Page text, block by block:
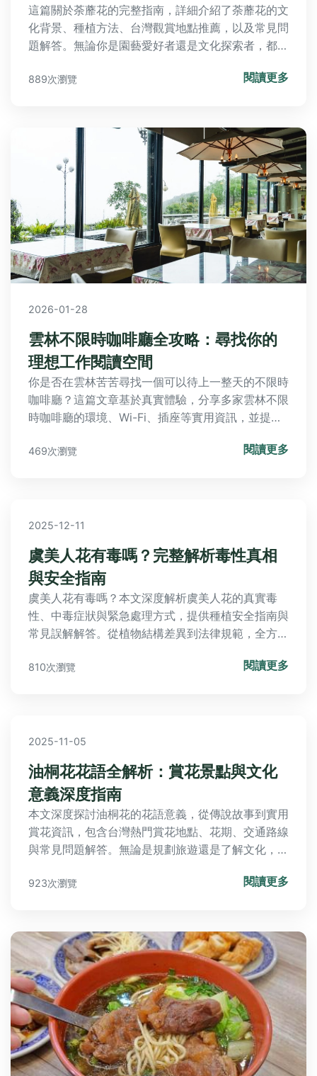
這篇關於荼蘼花的完整指南，詳細介紹了荼蘼花的文
化背景、種植方法、台灣觀賞地點推薦，以及常見問
題解答。無論你是園藝愛好者還是文化探索者，都能
的魅力。內容包含具體的種植步驟、地點地址、營業
889次瀏覽 閱讀更多
2026-01-28
雲林不限時咖啡廳全攻略：尋找你的
理想工作閱讀空間
你是否在雲林苦苦尋找一個可以待上一整天的不限時
咖啡廳？這篇文章基於真實體驗，分享多家雲林不限
時咖啡廳的環境、Wi-Fi、插座等實用資訊，並提供
作、讀書或放鬆的好去處。
469次瀏覽 閱讀更多
2025-12-11
虞美人花有毒嗎？完整解析毒性真相
與安全指南
虞美人花有毒嗎？本文深度解析虞美人花的真實毒
性、中毒症狀與緊急處理方式，提供種植安全指南與
常見誤解解答。從植物結構差異到法律規範，全方位
810次瀏覽 閱讀更多
2025-11-05
油桐花花語全解析：賞花景點與文化
意義深度指南
本文深度探討油桐花的花語意義，從傳說故事到實用
賞花資訊，包含台灣熱門賞花地點、花期、交通路線
與常見問題解答。無論是規劃旅遊還是了解文化，都
923次瀏覽 閱讀更多